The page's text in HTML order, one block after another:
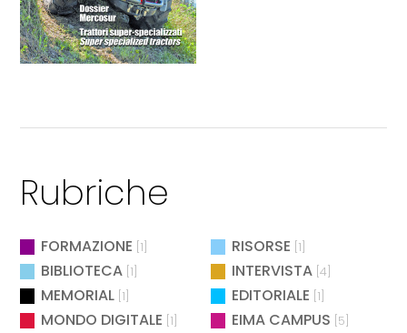
Rubriche
FORMAZIONE [1] RISORSE [1]
BIBLIOTECA [1] INTERVISTA [4]
MEMORIAL [1] EDITORIALE [1]
MONDO DIGITALE [1] EIMA CAMPUS [5]